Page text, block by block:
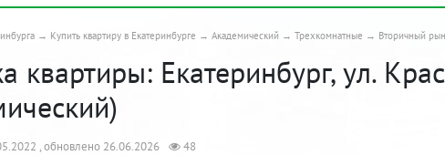
Купить квартиру в Екатеринбурге Академический Трехкомнатные Вторичный
квартиры: Екатеринбург, ул.
, обновлено 26.06.2026 48